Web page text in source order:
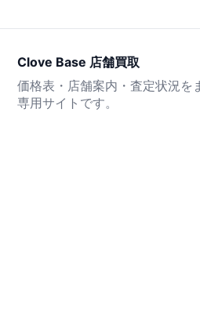
Clove Base 店舗買取
価格表・店舗案内・査定状況を
専用サイトです。